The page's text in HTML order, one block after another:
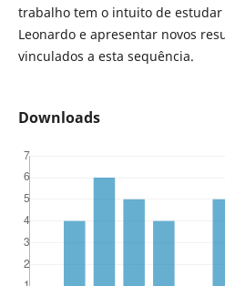
trabalho tem o intuito de
Leonardo e apresentar novos
vinculados a esta sequência.
Downloads